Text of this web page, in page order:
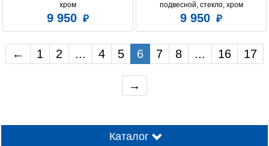
хром
9 950
подвесной, стекло, хром
9 950
← 1 2 ... 4 5 6 7 8 ... 16 17
→
Каталог